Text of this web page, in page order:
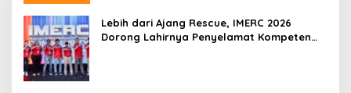
Lebih dari Ajang Rescue, IMERC 2026
Dorong Lahirnya Penyelamat Kompeten